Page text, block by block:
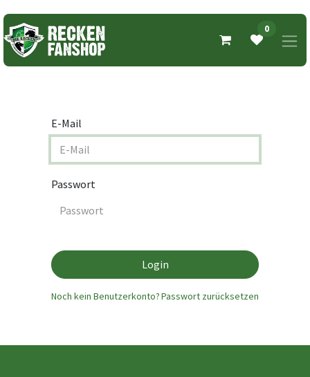
0
E-Mail
Passwort
Login
Noch kein Benutzerkonto?Passwort zurücksetzen